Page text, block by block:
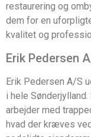
restaurering og
dem for en
kvalitet og
Erik Pedersen
Erik Pedersen A/S
i hele
arbejder med
hvad der kræves